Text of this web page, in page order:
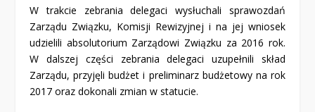
W trakcie zebrania delegaci wysłuchali sprawozdań
Zarządu Związku, Komisji Rewizyjnej i na jej wniosek
udzielili absolutorium Zarządowi Związku za 2016 rok.
W dalszej części zebrania delegaci uzupełnili skład
Zarządu, przyjęli budżet i preliminarz budżetowy na rok
2017 oraz dokonali zmian w statucie.